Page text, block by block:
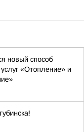
новый способ
«Отопление» и